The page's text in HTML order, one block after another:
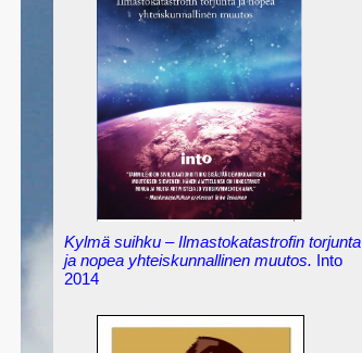
Kylmä suihku – Ilmastokatastrofin torjunta
ja nopea yhteiskunnallinen muutos. Into
2014